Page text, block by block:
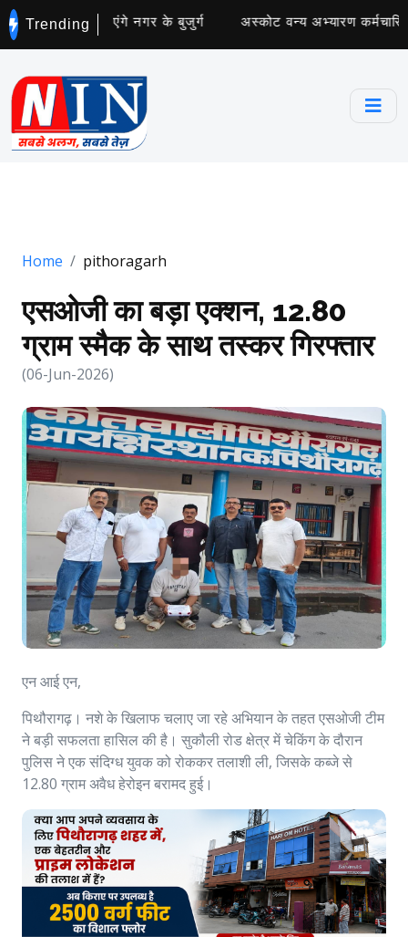
Trending
अभियान चलाएंगे नगर के बुजुर्ग अस्कोट वन्य अभ्यारण
Home pithoragarh
एसओजी का बड़ा एक्शन, 12.80
ग्राम स्मैक के साथ तस्कर गिरफ्तार
(06-Jun-2026)
एन आई एन,
पिथौरागढ़। नशे के खिलाफ चलाए जा रहे अभियान के तहत एसओजी टीम
ने बड़ी सफलता हासिल की है। सुकौली रोड क्षेत्र में चेकिंग के दौरान
पुलिस ने एक संदिग्ध युवक को रोककर तलाशी ली, जिसके कब्जे से
12.80 ग्राम अवैध हेरोइन बरामद हुई।